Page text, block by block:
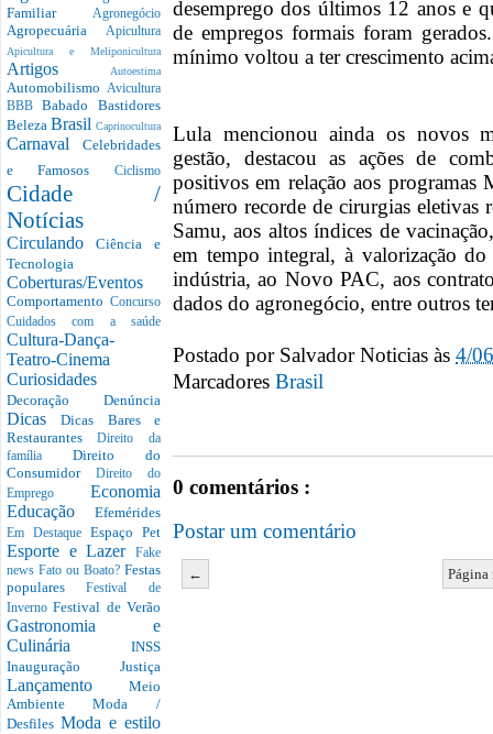
Familiar Agronegócio
Agropecuária Apicultura
Apicultura e Meliponicultura
Artigos Autoestima
Automobilismo Avicultura
BBBBabado Bastidores
Beleza Brasil Caprinocultura
Carnaval Celebridades
e Famosos Ciclismo
Cidade /
Notícias
CirculandoCiência e
Tecnologia
Coberturas/Eventos
Comportamento Concurso
Cuidados com a saúde
Cultura-Dança-
Teatro-Cinema
Curiosidades
Decoração Denúncia
DicasDicas Bares e
RestaurantesDireito da
família Direito do
Consumidor Direito do
Emprego Economia
Educação Efemérides
Em Destaque Espaço Pet
Esporte e Lazer
Fake
news Fato ou Boato? Festas
popularesFestival de
InvernoFestival de Verão
Gastronomia e
Culinária INSS
Inauguração Justiça
Lançamento Meio
AmbienteModa /
Desfiles Moda e estilo
desemprego dos últimos 12 anos e
de empregos formais foram
mínimo voltou a ter crescimento
Lula mencionou ainda os novos
gestão, destacou as ações de
positivos em relação aos programas
número recorde de cirurgias eletivas
Samu, aos altos índices de
em tempo integral, à valorização
indústria, ao Novo PAC, aos
dados do agronegócio, entre outros
Postado por Salvador Noticias às 4/
Marcadores Brasil
0 comentários :
Postar um comentário
←